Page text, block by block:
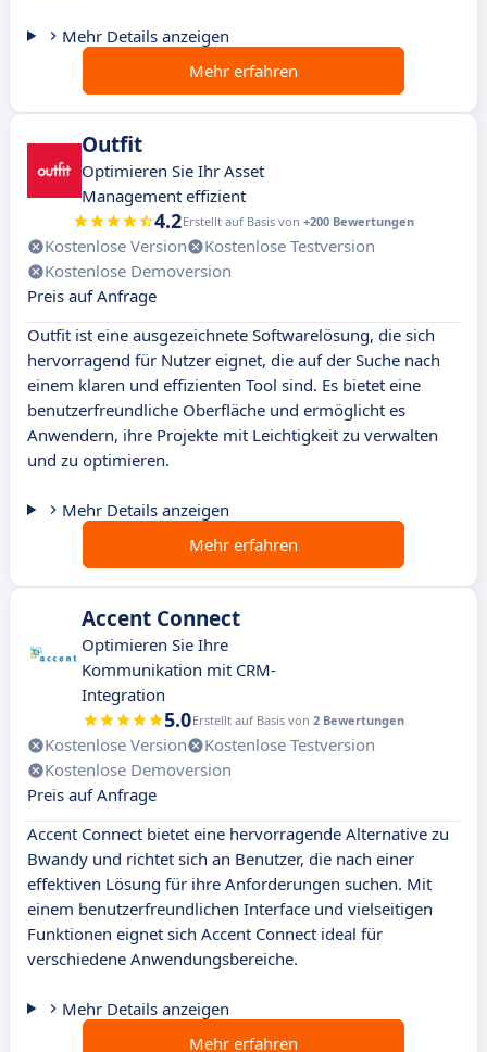
Mehr Details anzeigen
Mehr erfahren
Outfit
Optimieren Sie Ihr Asset
Management effizient
4.2Erstellt auf Basis von +200 Bewertungen
Kostenlose Version
Kostenlose Testversion
Kostenlose Demoversion
Preis auf Anfrage
Outfit ist eine ausgezeichnete Softwarelösung, die sich
hervorragend für Nutzer eignet, die auf der Suche nach
einem klaren und effizienten Tool sind. Es bietet eine
benutzerfreundliche Oberfläche und ermöglicht es
Anwendern, ihre Projekte mit Leichtigkeit zu verwalten
und zu optimieren.
Mehr Details anzeigen
Mehr erfahren
Accent Connect
Optimieren Sie Ihre
Kommunikation mit CRM-
Integration
5.0Erstellt auf Basis von 2 Bewertungen
Kostenlose Version
Kostenlose Testversion
Kostenlose Demoversion
Preis auf Anfrage
Accent Connect bietet eine hervorragende Alternative zu
Bwandy und richtet sich an Benutzer, die nach einer
effektiven Lösung für ihre Anforderungen suchen. Mit
einem benutzerfreundlichen Interface und vielseitigen
Funktionen eignet sich Accent Connect ideal für
verschiedene Anwendungsbereiche.
Mehr Details anzeigen
Mehr erfahren